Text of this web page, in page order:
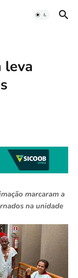
leva
marcaram a
na unidade